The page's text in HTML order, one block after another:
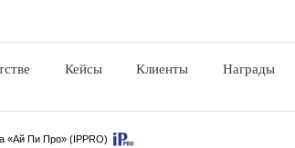
Кейсы Клиенты Награды
«Ай Пи Про» (IPPRO)